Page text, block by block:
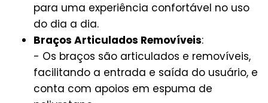
para uma experiência confortável no uso
do dia a dia.
Braços Articulados Removíveis:
- Os braços são articulados e removíveis,
facilitando a entrada e saída do usuário, e
conta com apoios em espuma de